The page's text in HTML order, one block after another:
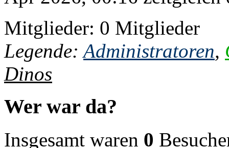
Mitglieder: 0 Mitglieder
Legende: Administratoren,
Dinos
Wer war da?
Insgesamt waren 0